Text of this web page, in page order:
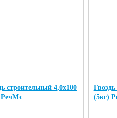
строительный 4,0х100
РечМз
(5кг)